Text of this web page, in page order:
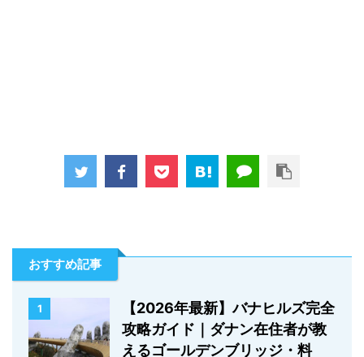
おすすめ記事
1
【2026年最新】バナヒルズ完全
攻略ガイド｜ダナン在住者が教
えるゴールデンブリッジ・料